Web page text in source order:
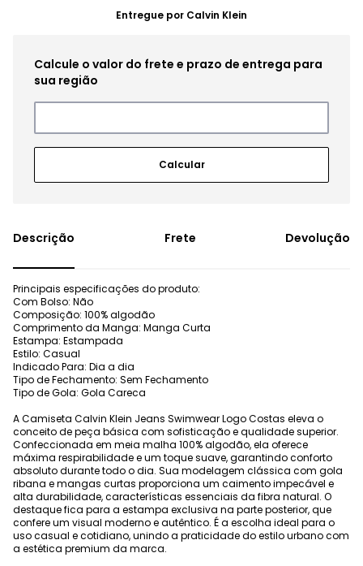
Entregue por Calvin Klein
Frete Devolução
Principais especificações do produto:
Com Bolso: Não
Composição: 100% algodão
Comprimento da Manga: Manga Curta
Estampa: Estampada
Estilo: Casual
Indicado Para: Dia a dia
Tipo de Fechamento: Sem Fechamento
Tipo de Gola: Gola Careca
A Camiseta Calvin Klein Jeans Swimwear Logo Costas eleva o
conceito de peça básica com sofisticação e qualidade superior.
Confeccionada em meia malha 100% algodão, ela oferece
máxima respirabilidade e um toque suave, garantindo conforto
absoluto durante todo o dia. Sua modelagem clássica com gola
ribana e mangas curtas proporciona um caimento impecável e
alta durabilidade, características essenciais da fibra natural. O
destaque fica para a estampa exclusiva na parte posterior, que
confere um visual moderno e autêntico. É a escolha ideal para o
uso casual e cotidiano, unindo a praticidade do estilo urbano com
a estética premium da marca.